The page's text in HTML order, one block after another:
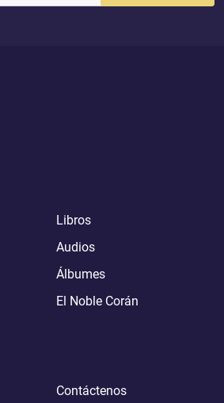
Libros
Audios
Álbumes
El Noble Corán
Contáctenos